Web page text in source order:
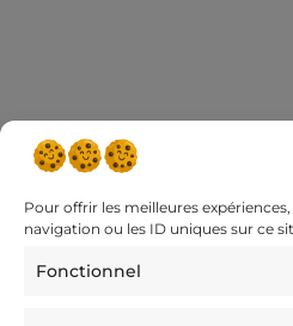
Pour offrir les meilleures
navigation ou les ID uniques sur ce
Fonctionnel